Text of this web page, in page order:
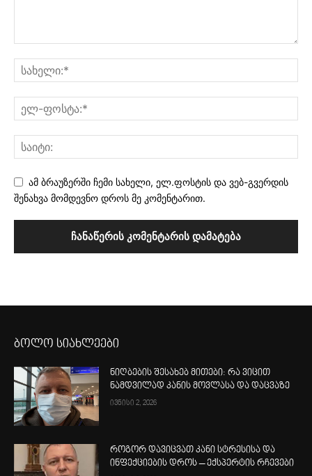
ამ ბრაუზერში ჩემი სახელი, ელ.ფოსტის და ვებ-გვერდის
შენახვა მომდევნო დროს მე კომენტარით.
ბოლო სიახლეები
ნიღბების შესახებ მითები: რა ვიცით
ნამდვილად კანის მოვლასა და დაცვაზე
ივნისი 2, 2026
როგორ დავიცვათ კანი სტრესისა და
ინფექციების დროს – ექსპერტის რჩევები